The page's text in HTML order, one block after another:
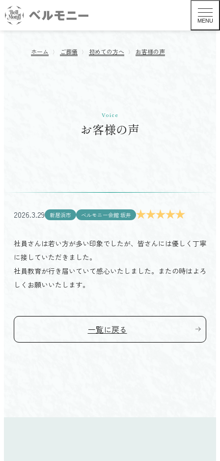
MENU
葬儀形式から探す TOP
一般葬
プライベートホール縁（ゆかり）
家族葬の結
直葬
会館を探す TOP
愛媛県
松山市
松前町
砥部町
初めての方へ TOP
よくあるご質問
お客様の声
ベルモニーの特徴 TOP
ホーム ご葬儀 初めての方へ お客様の声
Voice
お客様の声
2026.3.29 新居浜市 ベルモニー会館 坂井
社員さんは若い方が多い印象でしたが、皆さんには優しく丁寧
に接していただきました。
社員教育が行き届いていて感心いたしました。またの時はよろ
しくお願いいたします。
一覧に戻る